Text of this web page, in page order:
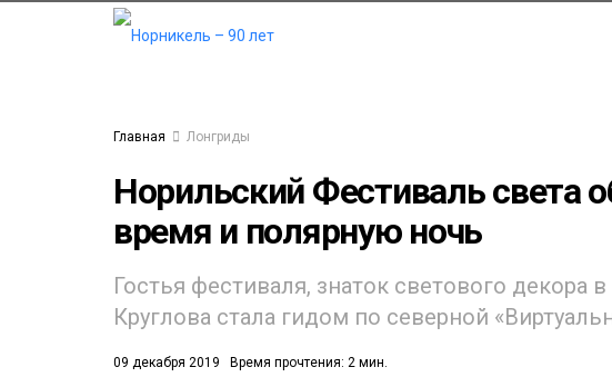
Главная Лонгриды
Норильский Фестиваль света
время и полярную ночь
Гостья фестиваля, знаток светового декора
Круглова стала гидом по северной
09 декабря 2019 Время прочтения: 2 мин.